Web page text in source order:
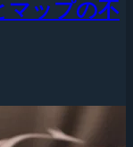
マップの不